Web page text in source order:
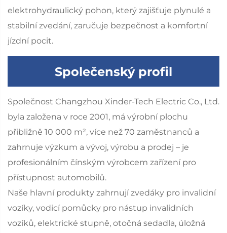
elektrohydraulický pohon, který zajišťuje plynulé a
stabilní zvedání, zaručuje bezpečnost a komfortní
jízdní pocit.
Společenský profil
Společnost Changzhou Xinder-Tech Electric Co., Ltd.
byla založena v roce 2001, má výrobní plochu
přibližně 10 000 m², více než 70 zaměstnanců a
zahrnuje výzkum a vývoj, výrobu a prodej – je
profesionálním čínským výrobcem zařízení pro
přístupnost automobilů.
Naše hlavní produkty zahrnují zvedáky pro invalidní
vozíky, vodicí pomůcky pro nástup invalidních
vozíků, elektrické stupně, otočná sedadla, úložná